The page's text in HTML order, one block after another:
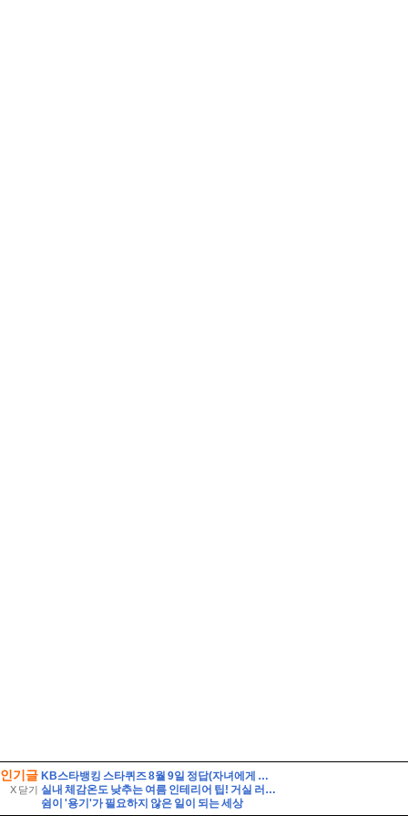
인기글
X 닫기
KB스타뱅킹 스타퀴즈 8월 9일 정답(자녀에게 증여 후 납부할 세액이 없더라도 가급적이면 신고를 해두는 것이 좋다)
실내 체감온도 낮추는 여름 인테리어 팁! 거실 러그 라탄 인테리어소품 홈데코
쉼이 '용기'가 필요하지 않은 일이 되는 세상